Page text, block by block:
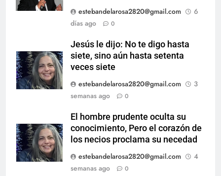
estebandelarosa2820@gmail.com
6
días ago
0
Jesús le dijo: No te digo hasta
siete, sino aún hasta setenta
veces siete
estebandelarosa2820@gmail.com
3
semanas ago
0
El hombre prudente oculta su
conocimiento, Pero el corazón de
los necios proclama su necedad
estebandelarosa2820@gmail.com
4
semanas ago
0